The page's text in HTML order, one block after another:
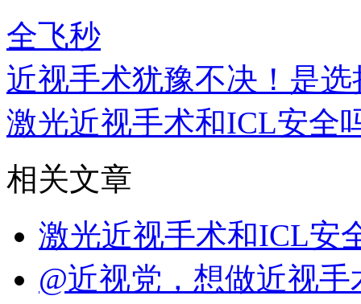
全飞秒
近视手术犹豫不决！是
激光近视手术和ICL安全
相关文章
激光近视手术和ICL安
@近视党，想做近视